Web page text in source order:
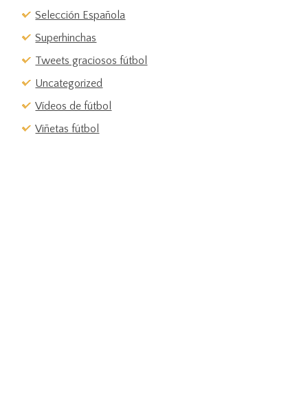
Selección Española
Superhinchas
Tweets graciosos fútbol
Uncategorized
Vídeos de fútbol
Viñetas fútbol